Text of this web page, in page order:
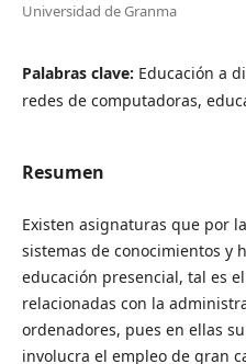
Universidad de Granma
Palabras clave: Educación a
redes de computadoras,
Resumen
Existen asignaturas que por
sistemas de conocimientos y
educación presencial, tal es
relacionadas con la
ordenadores, pues en ellas
involucra el empleo de gran